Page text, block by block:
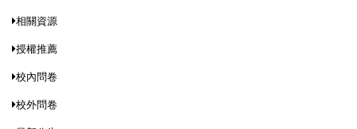
相關資源
授權推薦
校內問卷
校外問卷